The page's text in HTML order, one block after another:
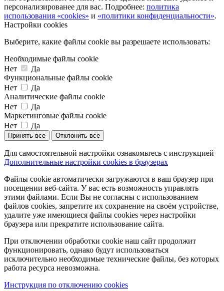
персонализированее для вас. Подробнее: политика
использования «cookies» и «политики конфиденциальности».
Настройки cookies
Выберите, какие файлы cookie вы разрешаете использовать:
Необходимые файлы cookie
Нет
Да
Функциональные файлы cookie
Нет
Да
Аналитические файлы cookie
Нет
Да
Маркетинговые файлы cookie
Нет
Да
Принять все Отклонить все
Для самостоятельной настройки ознакомьтесь с инструкцией
Дополнительные настройки cookies в браузерах
Файлы cookie автоматически загружаются в ваш браузер при
посещении веб-сайта. У вас есть возможность управлять
этими файлами. Если Вы не согласны с использованием
файлов cookies, запретите их сохранение на своём устройстве,
удалите уже имеющиеся файлы cookies через настройки
браузера или прекратите использование сайта.
При отключении обработки cookie наш сайт продолжит
функционировать, однако будут использоваться
исключительно необходимые технические файлы, без которых
работа ресурса невозможна.
Инструкция по отключению cookies